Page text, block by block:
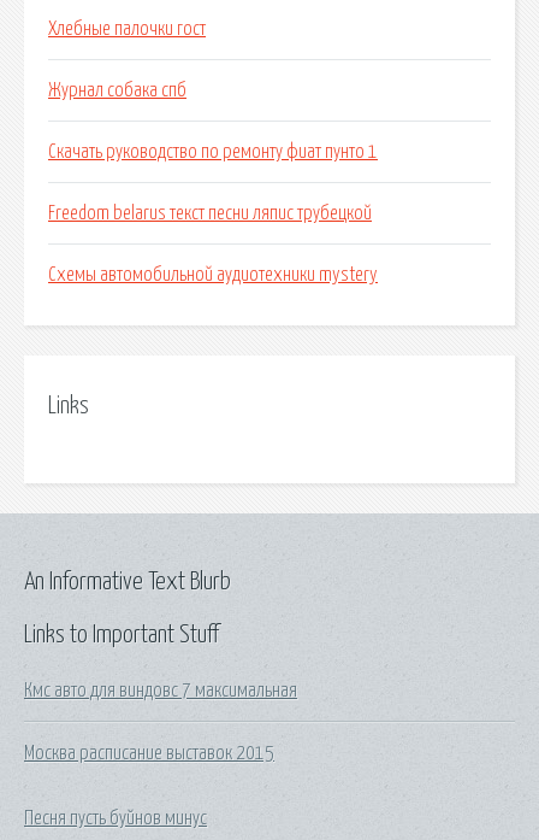
Хлебные палочки гост
Журнал собака спб
Скачать руководство по ремонту фиат пунто 1
Freedom belarus текст песни ляпис трубецкой
Схемы автомобильной аудиотехники mystery
Links
Links to Important Stuff
Кмс авто для виндовс 7 максимальная
Москва расписание выставок 2015
Песня пусть буйнов минус
An Informative Text Blurb